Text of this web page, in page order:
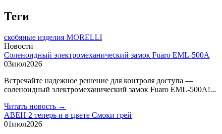
Теги
скобяные изделия MORELLI
Новости
Соленоидный электромеханический замок Fuaro EML-500A
03июл2026
Встречайте надежное решение для контроля доступа —
соленоидный электромеханический замок Fuaro EML-500A!...
Читать новость →
АВЕН 2 теперь и в цвете Смоки грей
01июл2026